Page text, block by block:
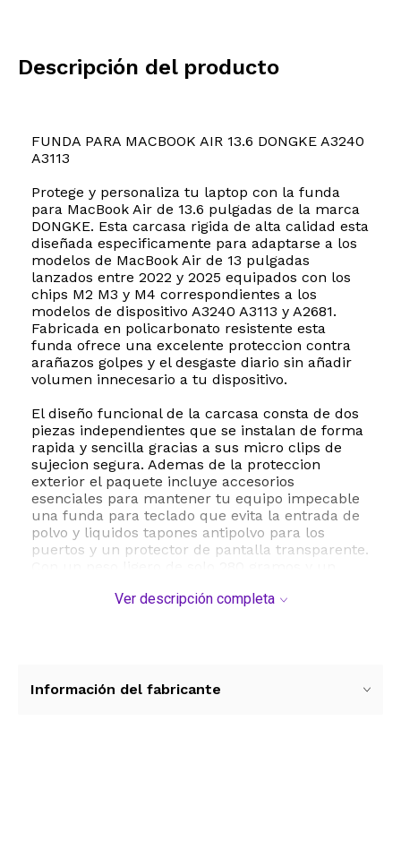
Descripción del producto
FUNDA PARA MACBOOK AIR 13.6 DONGKE A3240
A3113
Protege y personaliza tu laptop con la funda
para MacBook Air de 13.6 pulgadas de la marca
DONGKE. Esta carcasa rigida de alta calidad esta
diseñada especificamente para adaptarse a los
modelos de MacBook Air de 13 pulgadas
lanzados entre 2022 y 2025 equipados con los
chips M2 M3 y M4 correspondientes a los
modelos de dispositivo A3240 A3113 y A2681.
Fabricada en policarbonato resistente esta
funda ofrece una excelente proteccion contra
arañazos golpes y el desgaste diario sin añadir
volumen innecesario a tu dispositivo.
El diseño funcional de la carcasa consta de dos
piezas independientes que se instalan de forma
rapida y sencilla gracias a sus micro clips de
sujecion segura. Ademas de la proteccion
exterior el paquete incluye accesorios
esenciales para mantener tu equipo impecable
una funda para teclado que evita la entrada de
polvo y liquidos tapones antipolvo para los
puertos y un protector de pantalla transparente.
estetica original de tu MacBook permitiendo el
ESTE PRODUCTO VIENE DE USA DENTRO DEL
Ver descripción completa
Información del fabricante